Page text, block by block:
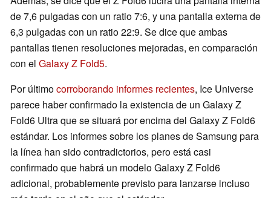
de 7,6 pulgadas con un ratio 7:6, y una pantalla externa de
6,3 pulgadas con un ratio 22:9. Se dice que ambas
pantallas tienen resoluciones mejoradas, en comparación
con el Galaxy Z Fold5.
Por últimocorroborando informes recientes, Ice Universe
parece haber confirmado la existencia de un Galaxy Z
Fold6 Ultra que se situará por encima del Galaxy Z Fold6
estándar. Los informes sobre los planes de Samsung para
la línea han sido contradictorios, pero está casi
confirmado que habrá un modelo Galaxy Z Fold6
adicional, probablemente previsto para lanzarse incluso